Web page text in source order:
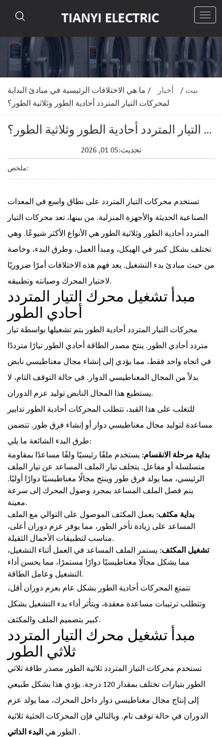
رقم
بيت / أخبار / ما هي الاختلافات الرئيسية في مبادئ البداية
لمحركات التيار المتردد أحادية الطور وثلاثية الطور؟
ما هي الاختلافات الرئيسية في مبادئ البداية لمحركات التيار المتردد أحادية الطور وثلاثية الطور؟
تحديث:05 01, 2026
ملخص:
تستخدم محركات التيار المتردد على نطاق واسع في المعدات
الصناعية الحديثة والأجهزة المنزلية. من بينها، تعد محركات التيار
المتردد أحادية الطور وثلاثية الطور هي الأنواع الأكثر شيوعًا. وهي
تختلف بشكل كبير في الهيكل، ومبدأ العمل، وطرق البدء، وخاصة
من حيث مبادئ بدء التشغيل. يعد فهم هذه الاختلافات أمرًا ضروريًا
لاختيار المحرك وصيانته وتطبيقه.
مبدأ تشغيل محرك التيار المتردد
أحادي الطور
محركات التيار المتردد أحادية الطور يتم تشغيلها بواسطة تيار
متردد أحادي الطور. ينتج مصدر الطاقة أحادي الطور تيارًا مترددًا
في اتجاه واحد فقط، مما يؤدي إلى إنشاء مجال مغناطيسي نابض
بدلاً من المجال المغناطيسي الدوار. في حالة التوقف التام، لا
يستطيع هذا المجال النابض توليد عزم الدوران.
للتغلب على هذا القيد، تتطلب المحركات أحادية الطور تدابير
مساعدة لتوليد مجال مغناطيسي دوار أو إنشاء فرق طور. تتضمن
طرق البدء الشائعة ما يلي:
بداية مرحلة الانقسام: يستخدم ملفًا رئيسيًا ولفًا مساعدًا بمقاومة
متسلسلة أو مفاعل. يتخلف تيار الملف المساعد عن تيار الملف
الرئيسي، مما يولد فرق طور وينتج مجالًا مغناطيسيًا دوارًا أوليًا.
يتم فصل الملف المساعد بمجرد وصول المحرك إلى سرعة
معينة.
بداية مكثف: يعمل المكثف الموصول على التوالي مع الملف
المساعد على زيادة تأخر الطور، مما يوفر عزم دوران أعلى،
مناسب لتطبيقات الأحمال الثقيلة.
تشغيل المكثف: يستمر الملف المساعد في العمل أثناء التشغيل،
مما يشكل مجالًا مغناطيسيًا دوارًا مستمرًا، مما يحسن أداء
التشغيل وعامل الطاقة.
تتمتع المحركات أحادية الطور بشكل عام بعزم دوران أقل،
وتتطلب ترتيبات مساعدة معقدة، ويتأثر أداء بدء التشغيل بشكل
كبير بتصميم الملف والمكثف.
مبدأ تشغيل محرك التيار المتردد
ثلاثي الطور
تستخدم محركات التيار المتردد ثلاثية الطور مصدر طاقة ثلاثي
الطور بتيارات تختلف بمقدار 120 درجة. يؤدي هذا بشكل طبيعي
إلى إنتاج مجال مغناطيسي دوار داخل المحرك، مما يولد عزم
الدوران في حالة توقف تام. وبالتالي فإن المحركات الحثية ثلاثية
الطور هي
.